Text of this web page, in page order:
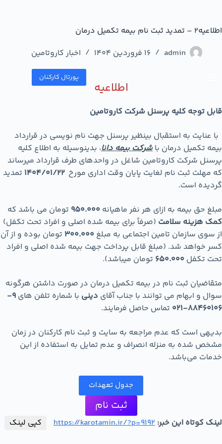
پورتال کارکنان
اطلاعیه2 – تمدید ثبت نام بیمه تکمیل درمان
admin
16 فروردین 1404 اخبار کاروتامین
اطلاعیه
قابل توجه کلیه پرسنل شرکت کاروتامین
با عنایت به استقبال بی­نظیر پرسنل جهت نام نویسی در قرارداد
بیمه تکمیل درمان باشرکت بیمه دانا، بدینوسیله به اطلاع کلیه
پرسنل شرکت کاروتامین شاغل در واحدهای طرف قرارداد می­رساند
که مهلت ثبت نام لغایت پایان وقت اداری مورخ 1404/01/22 تمدید
گردیده است.
مبلغ حق بیمه به ازای هر نفر ماهیانه 950.000 تومان می باشد که
کمک هزینه سلامت (صرفاً برای بیمه شده اصلی و افراد تحت تکفل)
از سوی سازمان تامین اجتماعی به مبلغ 300.000 تومان بوده و از آن
کسر خواهد شد. (مبلغ قابل پرداخت جهت بیمه شده اصلی و افراد
تحت تکفل 650.000 تومان می­باشد).
متقاضیان ثبت نام در بیمه تکمیل درمان در صورت داشتن هرگونه
سوال و ابهام می ­توانند با جناب آقای دینی با شماره تلفن ­های 9-
88460106-021
تماس حاصل فرمایند.
بدیهی است که عدم مراجعه به سایت و ثبت ‌نام کارکنان در زمان
مشخص شده به منزله انصراف و عدم تمایل به استفاده از این
خدمات می‌باشد.
جدول تعهدات
ثبت نام
لینک کوتاه این خبر: https://karotamin.ir/?p=9192 کپی لینک